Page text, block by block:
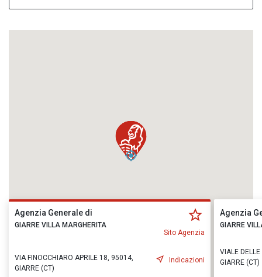
Agenzia Generale di
GIARRE VILLA MARGHERITA
Sito Agenzia
VIA FINOCCHIARO APRILE 18, 95014,
GIARRE (CT)
Indicazioni
Agenzia
GIARRE
VIALE
GIARRE (CT)